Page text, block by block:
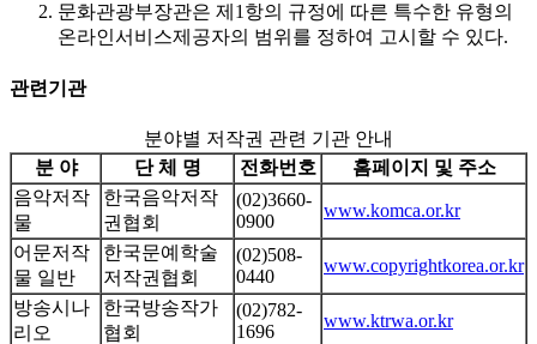
문화관광부장관은 제1항의 규정에 따른 특수한 유형의
온라인서비스제공자의 범위를 정하여 고시할 수 있다.
관련기관
분야별 저작권 관련 기관 안내
분 야
단 체 명 전화번호
홈페이지 및 주소
음악저작
물
한국음악저작
권협회
(02)3660-
0900
www.komca.or.kr
어문저작
물 일반
한국문예학술
저작권협회
(02)508-
0440
www.copyrightkorea.or.kr
방송시나
리오
한국방송작가
협회
(02)782-
1696
www.ktrwa.or.kr